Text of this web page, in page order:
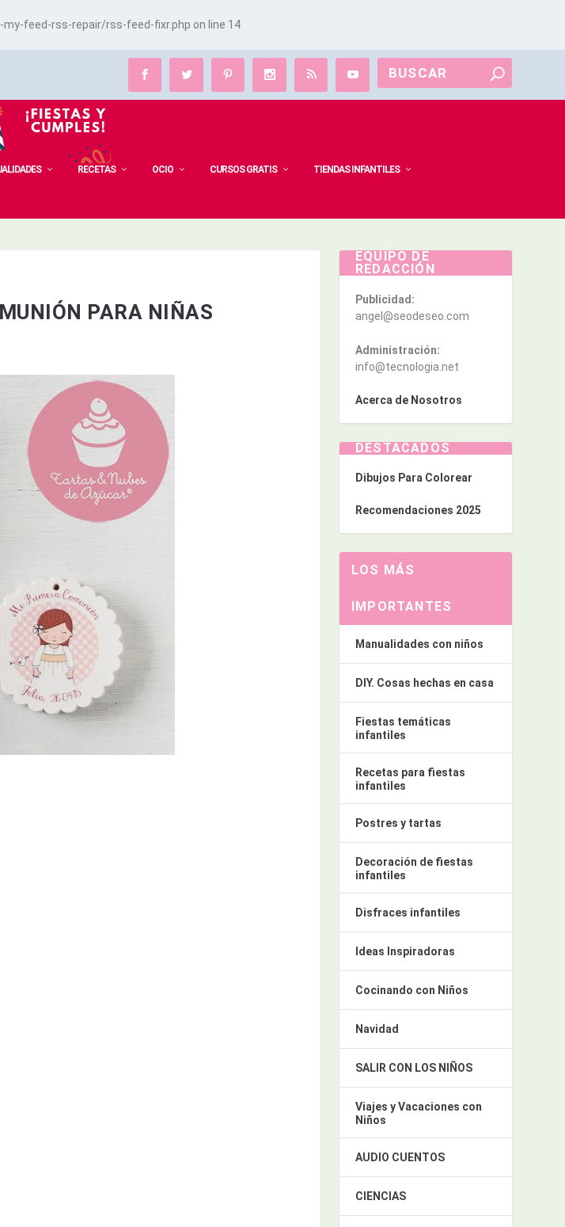
feed-rss-repair/rss-feed-fixr.php on line 14
RECETAS OCIO CURSOS GRATIS TIENDAS INFANTILES
PARA NIÑAS
EQUIPO DE
REDACCIÓN
Publicidad:
angel@seodeseo.com
Administración:
info@tecnologia.net
Acerca de Nosotros
DESTACADOS
Dibujos Para Colorear
Recomendaciones 2025
LOS MÁS
IMPORTANTES
Manualidades con niños
DIY. Cosas hechas en casa
Fiestas temáticas
infantiles
Recetas para fiestas
infantiles
Postres y tartas
Decoración de fiestas
infantiles
Disfraces infantiles
Ideas Inspiradoras
Cocinando con Niños
Navidad
SALIR CON LOS NIÑOS
Viajes y Vacaciones con
Niños
AUDIO CUENTOS
CIENCIAS